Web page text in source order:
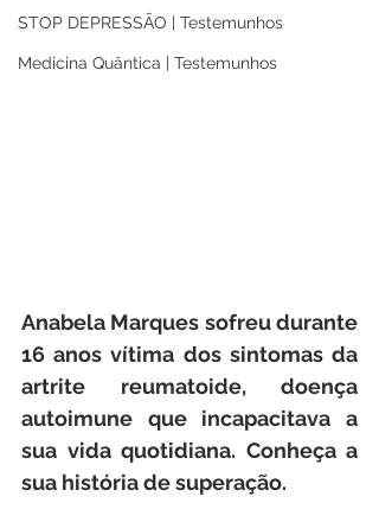
STOP DEPRESSÃO | Testemunhos
Medicina Quântica | Testemunhos
Anabela Marques sofreu durante
16 anos vítima dos sintomas da
artrite reumatoide, doença
autoimune que incapacitava a
sua vida quotidiana. Conheça a
sua história de superação.